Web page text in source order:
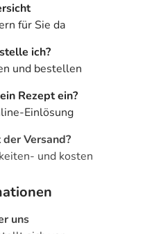
für Sie da
ich?
und bestellen
Rezept ein?
Einlösung
Versand?
und kosten
uns